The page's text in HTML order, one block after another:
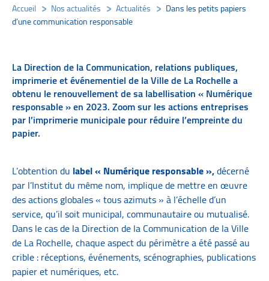
Accueil Nos actualités Actualités
Dans les petits papiers
d’une communication responsable
La Direction de la Communication, relations publiques,
imprimerie et événementiel de la Ville de La Rochelle a
obtenu le renouvellement de sa labellisation « Numérique
responsable » en 2023. Zoom sur les actions entreprises
par l’imprimerie municipale pour réduire l’empreinte du
papier.
L’obtention du label « Numérique responsable »,décerné
par l’Institut du même nom, implique de mettre en œuvre
des actions globales « tous azimuts » à l’échelle d’un
service, qu’il soit municipal, communautaire ou mutualisé.
Dans le cas de la Direction de la Communication de la Ville
de La Rochelle, chaque aspect du périmètre a été passé au
crible : réceptions, événements, scénographies, publications
papier et numériques, etc.